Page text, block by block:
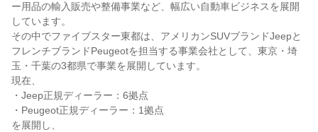
ー用品の輸入販売や整備事業など、幅広い自動車ビジネスを展開
しています。
その中でファイブスター東都は、アメリカンSUVブランドJeepと
フレンチブランドPeugeotを担当する事業会社として、東京・埼
玉・千葉の3都県で事業を展開しています。
現在、
・Jeep正規ディーラー：6拠点
・Peugeot正規ディーラー：1拠点
を展開し、